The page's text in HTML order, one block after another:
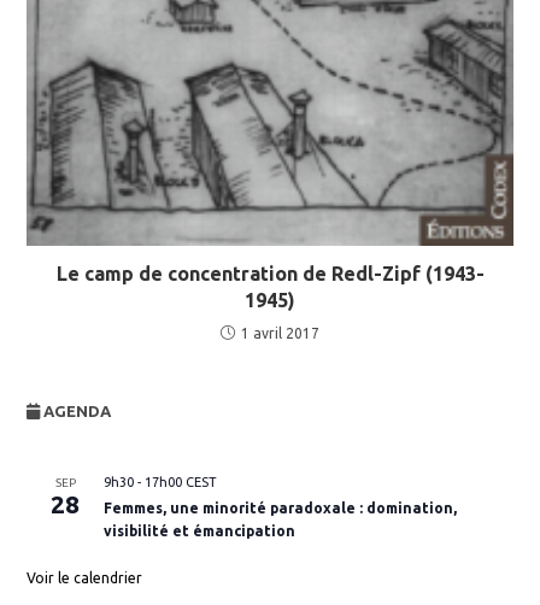
Le camp de concentration de Redl-Zipf (1943-
1945)
1 avril 2017
AGENDA
SEP
28
9h30 - 17h00 CEST
Femmes, une minorité paradoxale : domination,
visibilité et émancipation
Voir le calendrier